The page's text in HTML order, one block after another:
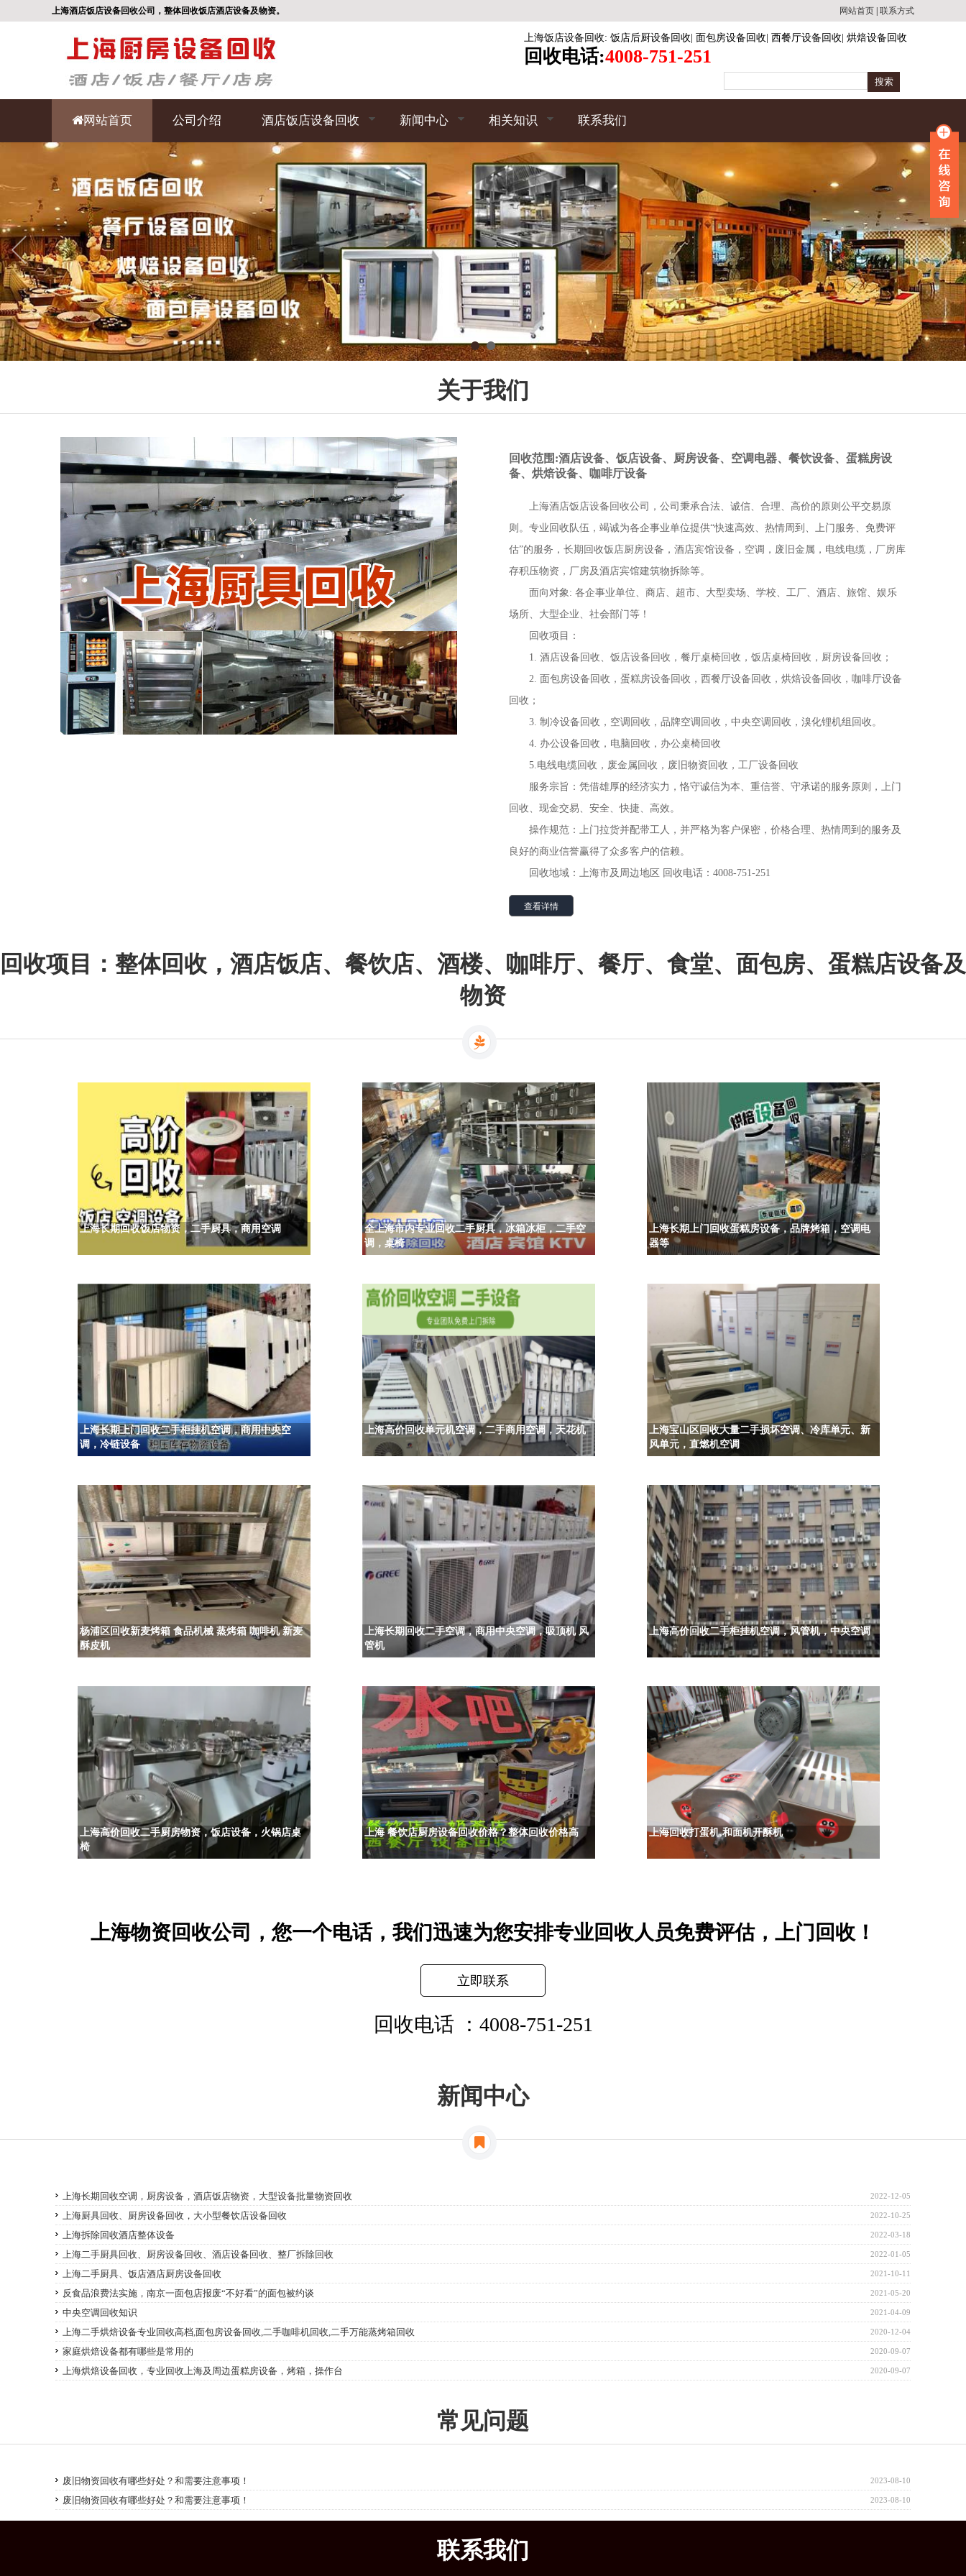
上海酒店饭店设备回收公司，整体回收饭店酒店设备及物资。 网站首页 联系方式
上海饭店设备回收: 饭店后厨设备回收 面包房设备回收 西餐厅设备回收 烘焙设备回收
回收电话:4008-751-251
网站首页 公司介绍 酒店饭店设备回收 新闻中心 相关知识 联系我们
关于我们
回收范围:酒店设备、饭店设备、厨房设备、空调电器、餐饮设备、蛋糕房设
备、烘焙设备、咖啡厅设备
上海酒店饭店设备回收公司，公司秉承合法、诚信、合理、高价的原则公平交易原
则。专业回收队伍，竭诚为各企事业单位提供“快速高效、热情周到、上门服务、免费评
估”的服务，长期回收饭店厨房设备，酒店宾馆设备，空调，废旧金属，电线电缆，厂房库
存积压物资，厂房及酒店宾馆建筑物拆除等。
面向对象: 各企事业单位、商店、超市、大型卖场、学校、工厂、酒店、旅馆、娱乐
场所、大型企业、社会部门等 ！
回收项目：
1. 酒店设备回收、饭店设备回收，餐厅桌椅回收，饭店桌椅回收，厨房设备回收；
2. 面包房设备回收，蛋糕房设备回收，西餐厅设备回收，烘焙设备回收， 咖啡厅设备
回收 ；
3. 制冷设备回收，空调回收，品牌空调回收，中央空调回收，溴化锂机组回收。
4. 办公设备回收，电脑回收，办公桌椅回收
5.电线电缆回收，废金属回收，废旧物资回收， 工厂设备回收
服务宗旨：凭借雄厚的经济实力，恪守诚信为本、重信誉、守承诺的服务原则，上门
回收、现金交易、安全、快捷、高效。
操作规范：上门拉货并配带工人，并严格为客户保密，价格合理、热情周到的服务及
良好的商业信誉赢得了众多客户的信赖。
回收地域：上海市及周边地区 回收电话：4008-751-251
查看详情
回收项目：整体回收，酒店饭店、餐饮店、酒楼、咖啡厅、餐厅、食堂、面包房、蛋糕店设备及
物资
上海长期回收饭店物资，二手厨具，商用空调
全上海市内专业回收二手厨具，冰箱冰柜，二手空
调，桌椅
上海长期上门回收蛋糕房设备，品牌烤箱，空调电
器等
上海长期上门回收二手柜挂机空调，商用中央空
调，冷链设备
上海高价回收单元机空调，二手商用空调，天花机
上海宝山区回收大量二手损坏空调、冷库单元、新
风单元，直燃机空调
杨浦区回收新麦烤箱 食品机械 蒸烤箱 咖啡机 新麦
酥皮机
上海长期回收二手空调，商用中央空调，吸顶机 风
管机
上海高价回收二手柜挂机空调，风管机，中央空调
上海高价回收二手厨房物资，饭店设备，火锅店桌
椅
上海 餐饮店厨房设备回收价格？整体回收价格高 上海回收打蛋机,和面机开酥机
上海物资回收公司，您一个电话，我们迅速为您安排专业回收人员免费评估，上门回收！
立即联系
回收电话 ：4008-751-251
新闻中心
2022-12-05
上海长期回收空调，厨房设备，酒店饭店物资，大型设备批量物资回收
2022-10-25
上海厨具回收、厨房设备回收，大小型餐饮店设备回收
2022-03-18
上海拆除回收酒店整体设备
2022-01-05
上海二手厨具回收、厨房设备回收、酒店设备回收、整厂拆除回收
2021-10-11
上海二手厨具、饭店酒店厨房设备回收
2021-05-20
反食品浪费法实施，南京一面包店报废“不好看”的面包被约谈
2021-04-09
中央空调回收知识
2020-12-04
上海二手烘焙设备专业回收高档,面包房设备回收,二手咖啡机回收,二手万能蒸烤箱回收
2020-09-07
家庭烘焙设备都有哪些是常用的
2020-09-07
上海烘焙设备回收，专业回收上海及周边蛋糕房设备，烤箱，操作台
常见问题
2023-08-10
废旧物资回收有哪些好处？和需要注意事项！
2023-08-10
废旧物资回收有哪些好处？和需要注意事项！
联系我们